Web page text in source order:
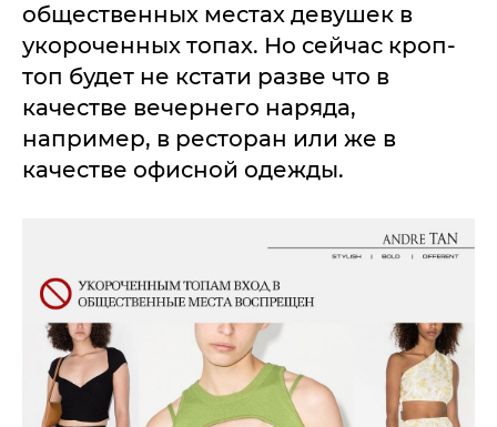
общественных местах девушек в
укороченных топах. Но сейчас кроп-
топ будет не кстати разве что в
качестве вечернего наряда,
например, в ресторан или же в
качестве офисной одежды.